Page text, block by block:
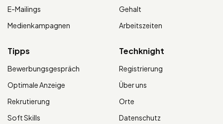
E-Mailings
Medienkampagnen
Gehalt
Arbeitszeiten
Tipps
Bewerbungsgespräch
Optimale Anzeige
Rekrutierung
Soft Skills
Techknight
Registrierung
Über uns
Orte
Datenschutz